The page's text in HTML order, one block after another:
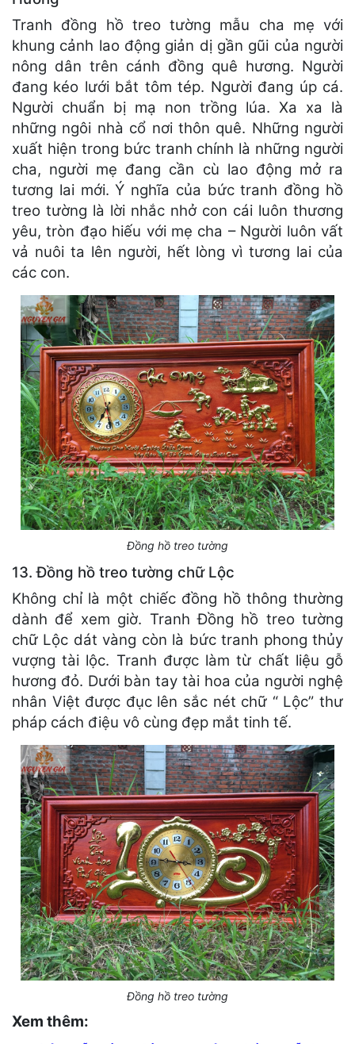
Tranh đồng hồ treo tường mẫu cha mẹ với
khung cảnh lao động giản dị gần gũi của người
nông dân trên cánh đồng quê hương. Người
đang kéo lưới bắt tôm tép. Người đang úp cá.
Người chuẩn bị mạ non trồng lúa. Xa xa là
những ngôi nhà cổ nơi thôn quê. Những người
xuất hiện trong bức tranh chính là những người
cha, người mẹ đang cần cù lao động mở ra
tương lai mới. Ý nghĩa của bức tranh đồng hồ
treo tường là lời nhắc nhở con cái luôn thương
yêu, tròn đạo hiếu với mẹ cha – Người luôn vất
vả nuôi ta lên người, hết lòng vì tương lai của
các con.
Đồng hồ treo tường
13. Đồng hồ treo tường chữ Lộc
Không chỉ là một chiếc đồng hồ thông thường
dành để xem giờ. Tranh Đồng hồ treo tường
chữ Lộc dát vàng còn là bức tranh phong thủy
vượng tài lộc. Tranh được làm từ chất liệu gỗ
hương đỏ. Dưới bàn tay tài hoa của người nghệ
nhân Việt được đục lên sắc nét chữ “ Lộc” thư
pháp cách điệu vô cùng đẹp mắt tinh tế.
Đồng hồ treo tường
Xem thêm: